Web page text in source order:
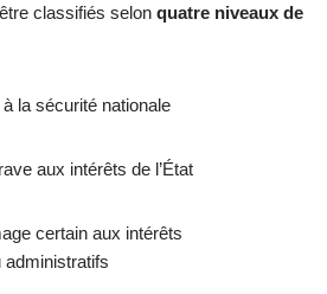
classifiés selon quatre niveaux de
à la sécurité nationale
aux intérêts de l’État
certain aux intérêts
administratifs